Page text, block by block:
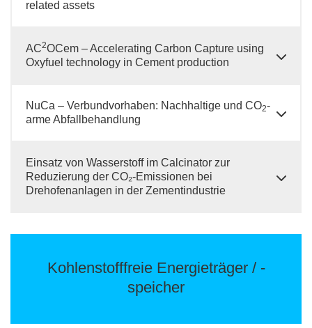
related assets
AC2OCem – Accelerating Carbon Capture using
Oxyfuel technology in Cement production
NuCa – Verbundvorhaben: Nachhaltige und CO2-
arme Abfallbehandlung
Einsatz von Wasserstoff im Calcinator zur
Reduzierung der CO₂-Emissionen bei
Drehofenanlagen in der Zementindustrie
Kohlenstofffreie Energieträger / -
speicher